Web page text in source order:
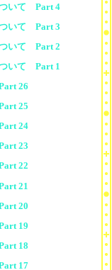
ついて Part 4
ついて Part 3
ついて Part 2
ついて Part 1
26
25
24
23
22
21
20
19
18
17